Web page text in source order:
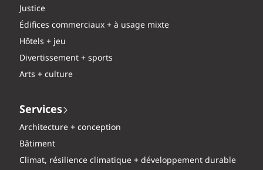
Justice
Édifices commerciaux + à usage mixte
Hôtels + jeu
Divertissement + sports
Arts + culture
Services
Architecture + conception
Bâtiment
Climat, résilience climatique + développement durable